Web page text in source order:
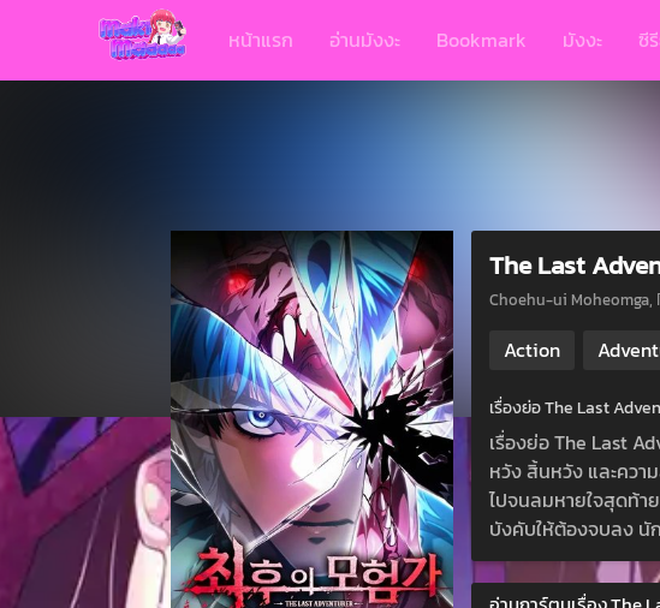
หน้าแรก อ่านมังงะ Bookmark มังงะ ซี
The Last
Choehu-ui Moheomga,
Action
เรื่องย่อ The Last
เรื่องย่อ The Last
หวัง สิ้นหวัง และคว
ไปจนลมหายใจสุดท้า
บังคับให้ต้องจบลง